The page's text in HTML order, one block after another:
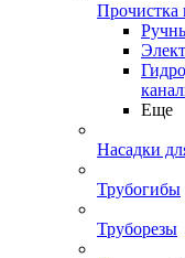
Прочистка
Еще
Насадки
Трубогибы
Труборезы